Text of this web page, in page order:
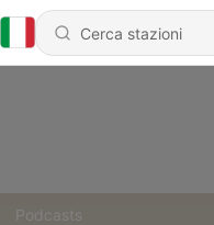
Podcasts